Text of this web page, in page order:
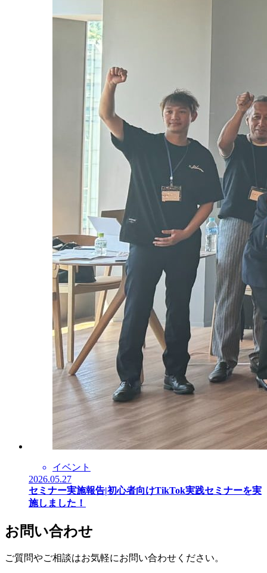
イベント
2026.05.27
セミナー実施報告|初心者向けTikTok実践セミナーを実
施しました！
お問い合わせ
ご質問やご相談はお気軽にお問い合わせください。